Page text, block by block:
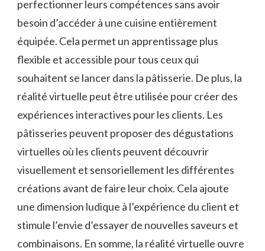
perfectionner leurs compétences sans avoir
besoin d’accéder à une cuisine entièrement
équipée. Cela permet un apprentissage plus
flexible et accessible pour tous ceux qui
souhaitent se lancer dans la pâtisserie. De plus, la
réalité virtuelle peut être utilisée pour créer des
expériences interactives pour les clients. Les
pâtisseries peuvent proposer des dégustations
virtuelles où les clients peuvent découvrir
visuellement et sensoriellement les différentes
créations avant de faire leur choix. Cela ajoute
une dimension ludique à l’expérience du client et
stimule l’envie d’essayer de nouvelles saveurs et
combinaisons. En somme, la réalité virtuelle ouvre